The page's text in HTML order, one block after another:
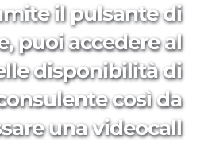
il pulsante di
puoi accedere al
disponibilità di
così da
una videocall